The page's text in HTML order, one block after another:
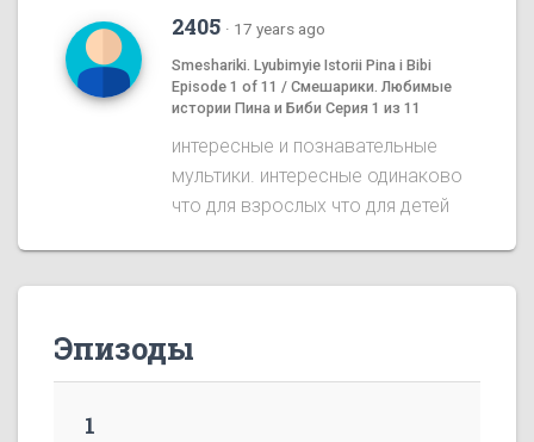
2405 · 17 years ago
Smeshariki. Lyubimyie Istorii Pina i Bibi
Episode 1 of 11 / Смешарики. Любимые
истории Пина и Биби Серия 1 из 11
интересные и познавательные
мультики. интересные одинаково
что для взрослых что для детей
Эпизоды
1